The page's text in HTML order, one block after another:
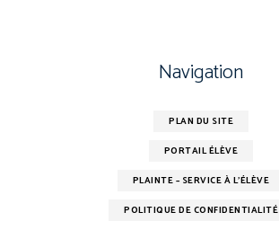
Navigation
PLAN DU SITE
PORTAIL ÉLÈVE
PLAINTE – SERVICE À L’ÉLÈVE
POLITIQUE DE CONFIDENTIALITÉ